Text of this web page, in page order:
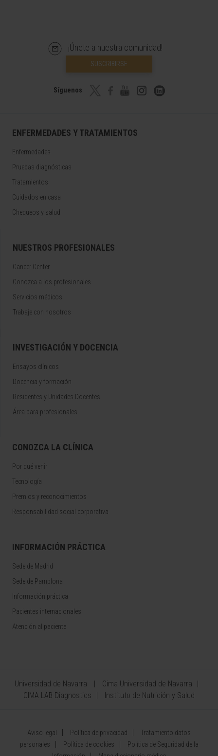
¡Únete a nuestra comunidad!
SUSCRIBIRSE
Síguenos
ENFERMEDADES Y TRATAMIENTOS
Enfermedades
Pruebas diagnósticas
Tratamientos
Cuidados en casa
Chequeos y salud
NUESTROS PROFESIONALES
Cancer Center
Conozca a los profesionales
Servicios médicos
Trabaje con nosotros
INVESTIGACIÓN Y DOCENCIA
Ensayos clínicos
Docencia y formación
Residentes y Unidades Docentes
Área para profesionales
CONOZCA LA CLÍNICA
Por qué venir
Tecnología
Premios y reconocimientos
Responsabilidad social corporativa
INFORMACIÓN PRÁCTICA
Sede de Madrid
Sede de Pamplona
Información práctica
Pacientes internacionales
Atención al paciente
Universidad de Navarra
Cima Universidad de Navarra
CIMA LAB Diagnostics
Instituto de Nutrición y Salud
Aviso legal Política de privacidad
Tratamiento datos
personales
Política de cookies
Política de Seguridad de la